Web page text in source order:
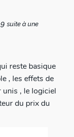
suite à une
reste basique
, les effets de
, le logiciel
du prix du